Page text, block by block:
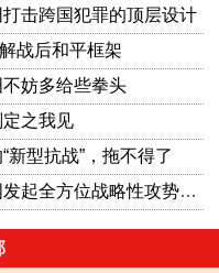
击跨国犯罪的顶层设计
战后和平框架
妨多给些拳头
之我见
型抗战”，拖不得了
《日菲联合声明》，一份对中国发起全方位战略性攻势的公开宣战书！